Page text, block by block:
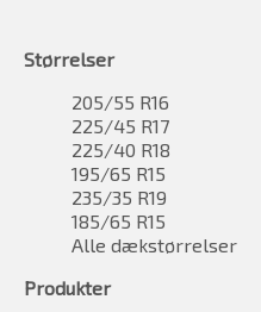
Størrelser
205/55 R16
225/45 R17
225/40 R18
195/65 R15
235/35 R19
185/65 R15
Alle dækstørrelser
Produkter